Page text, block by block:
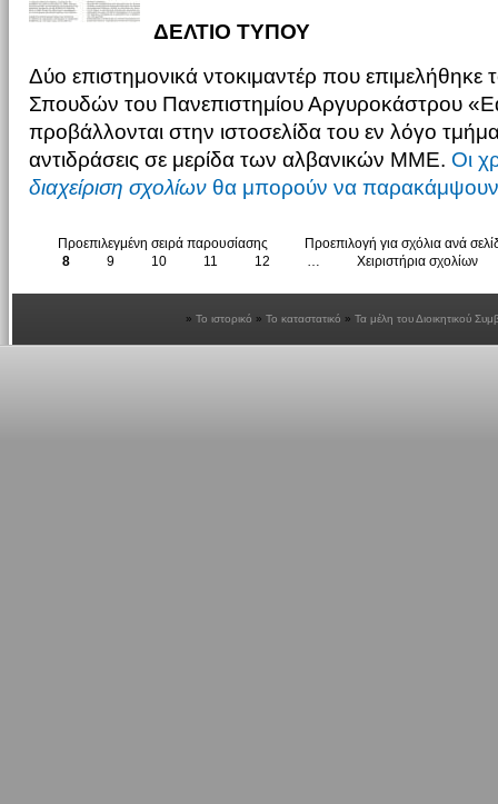
ΔΕΛΤΙΟ ΤΥΠΟΥ
Δύο επιστημονικά ντοκιμαντέρ που
Σπουδών του Πανεπιστημίου Αργυροκάστρου
προβάλλονται στην ιστοσελίδα του εν λόγο
αντιδράσεις σε μερίδα των αλβανικών ΜΜΕ. Οι
διαχείριση σχολίωνθα μπορούν να παρακάμψουν
Προεπιλεγμένη σειρά παρουσίασης
Προεπιλογή για σχόλια ανά
8
9 10 11 12 … Χειριστήρια σχολίων
Το ιστορικό Το καταστατικό Τα μέλη του Διοικητικού